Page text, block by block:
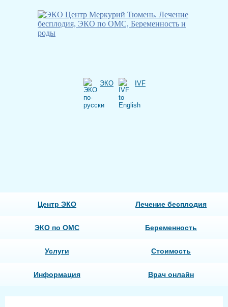
ЭКО IVF
Центр ЭКО Лечение бесплодия
ЭКО по ОМС Беременность
Услуги Стоимость
Информация Врач онлайн